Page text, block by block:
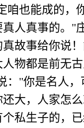
咱也能成的，
人真事的。"
故事给你说！
物都是前无
："你是名人
大，人家怎
私生子的，